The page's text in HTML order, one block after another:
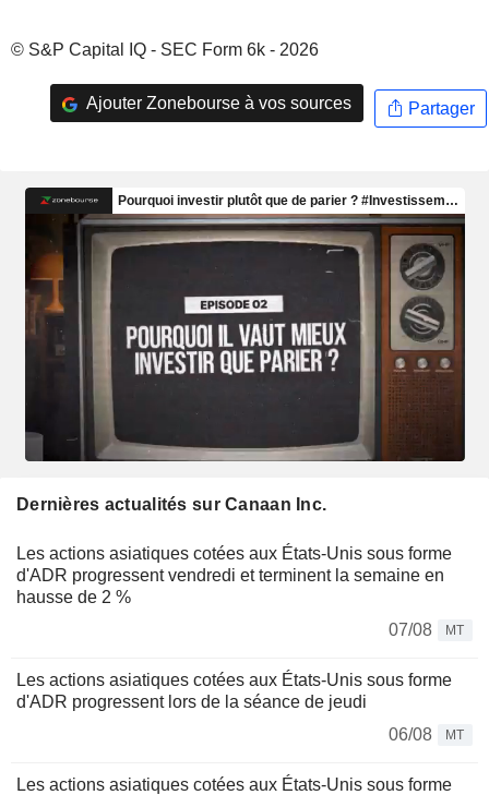
© S&P Capital IQ - SEC Form 6k - 2026
Ajouter Zonebourse à vos sources Partager
Dernières actualités sur Canaan Inc.
Les actions asiatiques cotées aux États-Unis sous forme
d'ADR progressent vendredi et terminent la semaine en
hausse de 2 %
07/08
MT
Les actions asiatiques cotées aux États-Unis sous forme
d'ADR progressent lors de la séance de jeudi
06/08
MT
Les actions asiatiques cotées aux États-Unis sous forme